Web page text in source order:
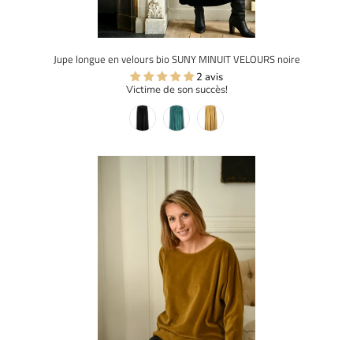
Jupe longue en velours bio SUNY MINUIT VELOURS noire
2 avis
Victime de son succès!